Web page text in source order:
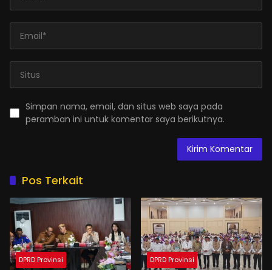
Simpan nama, email, dan situs web saya pada
peramban ini untuk komentar saya berikutnya.
Pos Terkait
DPRD Provinsi DPRD Provinsi